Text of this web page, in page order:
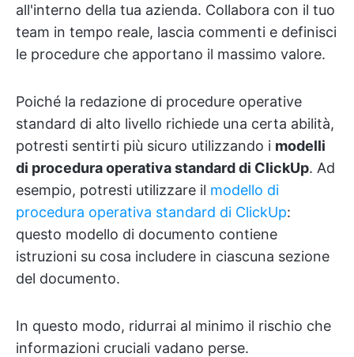
all'interno della tua azienda. Collabora con il tuo
team in tempo reale, lascia commenti e definisci
le procedure che apportano il massimo valore.
Poiché la redazione di procedure operative
standard di alto livello richiede una certa abilità,
potresti sentirti più sicuro utilizzando i modelli
di procedura operativa standard di ClickUp. Ad
esempio, potresti utilizzare il modello di
procedura operativa standard di ClickUp:
questo modello di documento contiene
istruzioni su cosa includere in ciascuna sezione
del documento.
In questo modo, ridurrai al minimo il rischio che
informazioni cruciali vadano perse.